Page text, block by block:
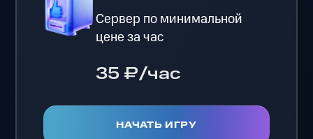
Сервер по минимальной
цене за час
35 ₽/час
НАЧАТЬ ИГРУ